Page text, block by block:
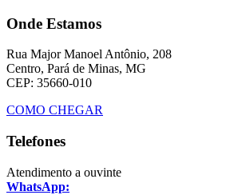
Onde Estamos
Rua Major Manoel Antônio, 208
Centro, Pará de Minas, MG
CEP: 35660-010
COMO CHEGAR
Telefones
Atendimento a ouvinte
WhatsApp: